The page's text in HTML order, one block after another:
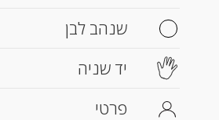
שנהב לבן
יד שניה
פרטי